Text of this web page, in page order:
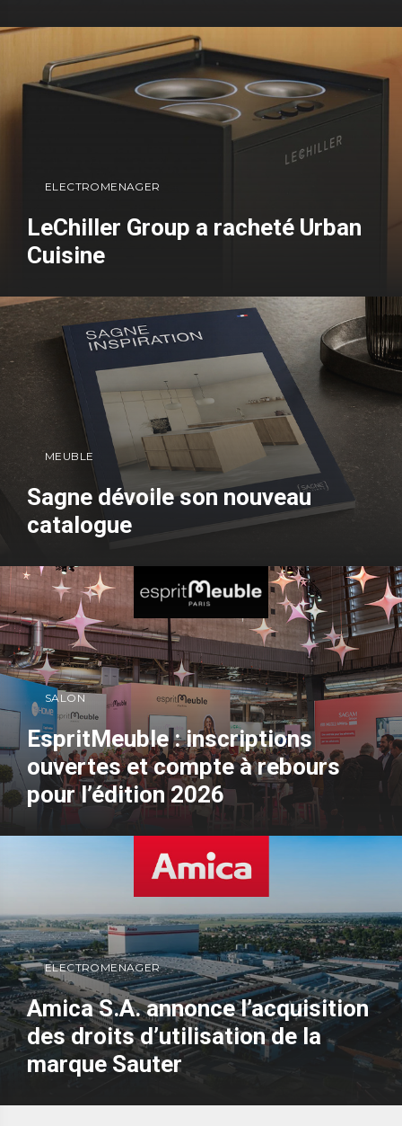
ELECTROMENAGER
LeChiller Group a racheté Urban
Cuisine
MEUBLE
Sagne dévoile son nouveau
catalogue
SALON
EspritMeuble : inscriptions
ouvertes et compte à rebours
pour l’édition 2026
ELECTROMENAGER
Amica S.A. annonce l’acquisition
des droits d’utilisation de la
marque Sauter